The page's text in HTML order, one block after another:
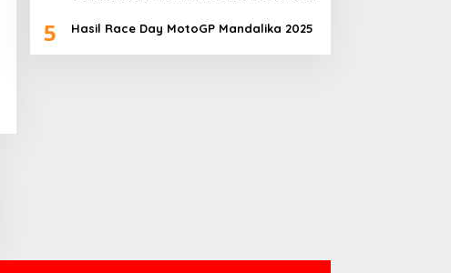
5 Hasil Race Day MotoGP Mandalika 2025